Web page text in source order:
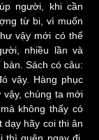
người, khi cần
từ bi, vì muốn
vậy mới có thể
nhiều lần và
Sách có câu:
vậy. Hàng phục
chúng ta mới
không thấy có
hãy coi thi ân